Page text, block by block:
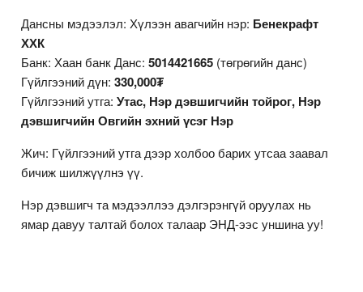
Дансны мэдээлэл: Хүлээн авагчийн нэр: Бенекрафт
ХХК
Банк: Хаан банк Данс:5014421665 (төгрөгийн данс)
Гүйлгээний дүн:330,000₮
Гүйлгээний утга:Утас, Нэр дэвшигчийн тойрог, Нэр
дэвшигчийн Овгийн эхний үсэг Нэр
Жич: Гүйлгээний утга дээр холбоо барих утсаа заавал
бичиж шилжүүлнэ үү.
Нэр дэвшигч та мэдээллээ дэлгэрэнгүй оруулах нь
ямар давуу талтай болох талаар ЭНД-ээс уншина уу!